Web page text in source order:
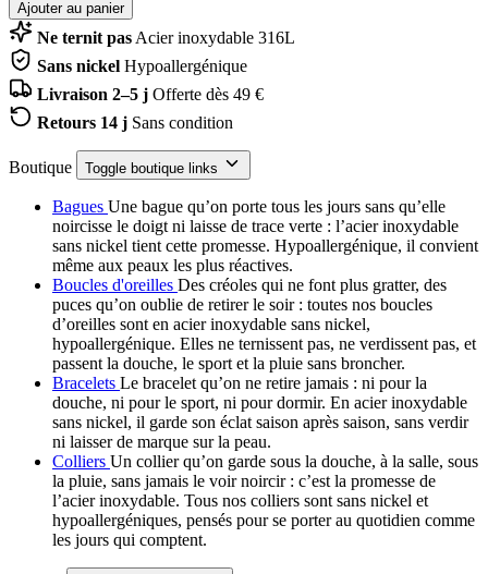
Ajouter au panier
Ne ternit pas Acier inoxydable 316L
Sans nickel Hypoallergénique
Livraison 2–5 j Offerte dès 49 €
Retours 14 j Sans condition
Boutique Toggle boutique links
Bagues Une bague qu’on porte tous les jours sans qu’elle
noircisse le doigt ni laisse de trace verte : l’acier inoxydable
sans nickel tient cette promesse. Hypoallergénique, il convient
même aux peaux les plus réactives.
Boucles d'oreilles Des créoles qui ne font plus gratter, des
puces qu’on oublie de retirer le soir : toutes nos boucles
d’oreilles sont en acier inoxydable sans nickel,
hypoallergénique. Elles ne ternissent pas, ne verdissent pas, et
passent la douche, le sport et la pluie sans broncher.
Bracelets Le bracelet qu’on ne retire jamais : ni pour la
douche, ni pour le sport, ni pour dormir. En acier inoxydable
sans nickel, il garde son éclat saison après saison, sans verdir
ni laisser de marque sur la peau.
Colliers Un collier qu’on garde sous la douche, à la salle, sous
la pluie, sans jamais le voir noircir : c’est la promesse de
l’acier inoxydable. Tous nos colliers sont sans nickel et
hypoallergéniques, pensés pour se porter au quotidien comme
les jours qui comptent.